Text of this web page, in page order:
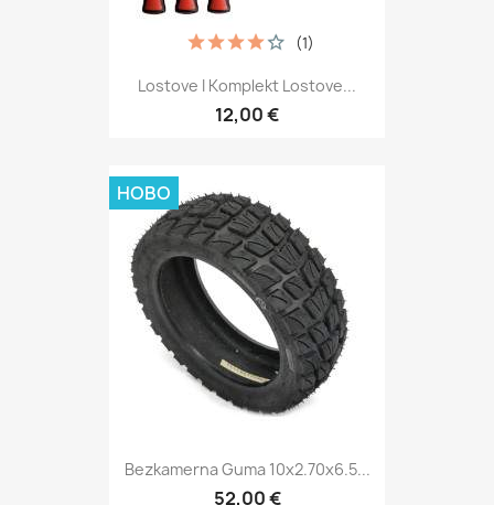
Lostove I Komplekt Lostove...
12,00 €
(1)
Bezkamerna Guma 10x2.70x6.5...
52,00 €
НОВО